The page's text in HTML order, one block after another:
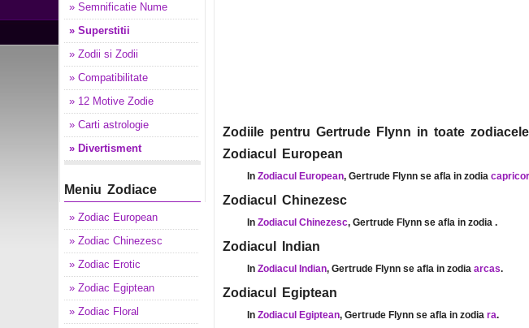
» Semnificatie Nume
» Superstitii
» Zodii si Zodii
» Compatibilitate
» 12 Motive Zodie
» Carti astrologie
» Divertisment
Meniu Zodiace
» Zodiac European
» Zodiac Chinezesc
» Zodiac Erotic
» Zodiac Egiptean
» Zodiac Floral
Zodiile pentru Gertrude Flynn in toate
Zodiacul European
In Zodiacul European, Gertrude Flynn se afla in zodia
Zodiacul Chinezesc
In Zodiacul Chinezesc, Gertrude Flynn se afla in zodia .
Zodiacul Indian
In Zodiacul Indian, Gertrude Flynn se afla in zodia arcas.
Zodiacul Egiptean
In Zodiacul Egiptean, Gertrude Flynn se afla in zodia ra.